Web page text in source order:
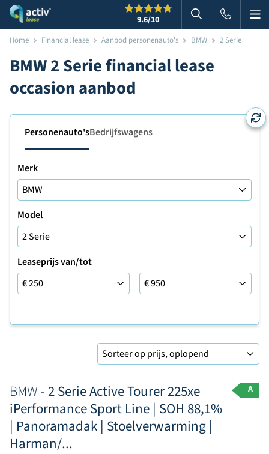
9.6/10 Zoeken in
Home Financial lease Aanbod personenauto's BMW 2 Serie
BMW 2 Serie financial lease
occasion aanbod
Personenauto'sBedrijfswagens
Merk
Model
Leaseprijs van/tot
Leaseprijs tot
BMW - 2 Serie Active Tourer 225xe
iPerformance Sport Line | SOH 88,1%
| Panoramadak | Stoelverwarming |
Harman/...
A